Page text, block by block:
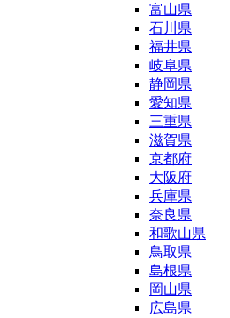
富山県
石川県
福井県
岐阜県
静岡県
愛知県
三重県
滋賀県
京都府
大阪府
兵庫県
奈良県
和歌山県
鳥取県
島根県
岡山県
広島県